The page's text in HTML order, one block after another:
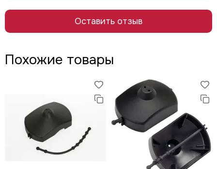
Оставить отзыв
Похожие товары